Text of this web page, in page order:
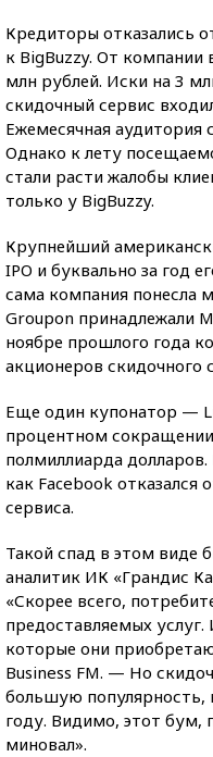
Кредиторы отказались
к BigBuzzy. От
млн рублей. Иски на 3
скидочный сервис
Ежемесячная аудитория
Однако к лету
стали расти жалобы
только у BigBuzzy.
Крупнейший
IPO и буквально за год
сама компания понесла
Groupon принадлежали
ноябре прошлого года
акционеров скидочного
Еще один купонатор —
процентном
полмиллиарда
как Facebook отказался
сервиса.
Такой спад в этом виде
аналитик ИК «Грандис
«Скорее всего,
предоставляемых
которые они
Business FM. — Но
большую популярность,
году. Видимо, этот бум,
миновал».